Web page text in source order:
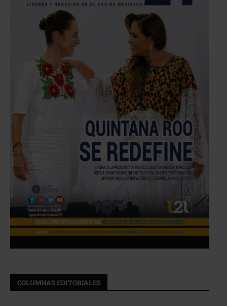
COLUMNAS EDITORIALES